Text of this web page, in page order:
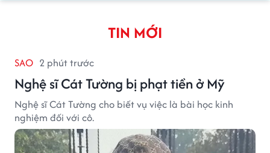
TIN MỚI
SAO 2 phút trước
Nghệ sĩ Cát Tường bị phạt tiền ở Mỹ
Nghệ sĩ Cát Tường cho biết vụ việc là bài học kinh
nghiệm đối với cô.